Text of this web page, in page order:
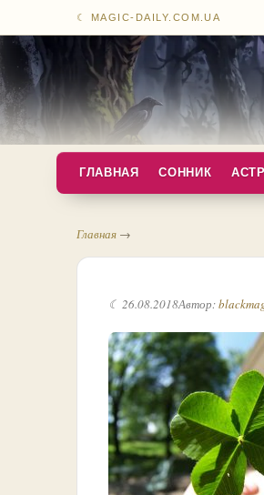
☾ MAGIC-DAILY.COM.UA
ГЛАВНАЯ СОННИК
Главная →
☾ 26.08.2018Автор: